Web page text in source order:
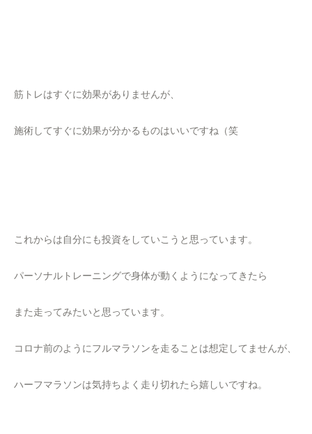
筋トレはすぐに効果がありませんが、
施術してすぐに効果が分かるものはいいですね（笑
これからは自分にも投資をしていこうと思っています。
パーソナルトレーニングで身体が動くようになってきたら
また走ってみたいと思っています。
コロナ前のようにフルマラソンを走ることは想定してませんが、
ハーフマラソンは気持ちよく走り切れたら嬉しいですね。